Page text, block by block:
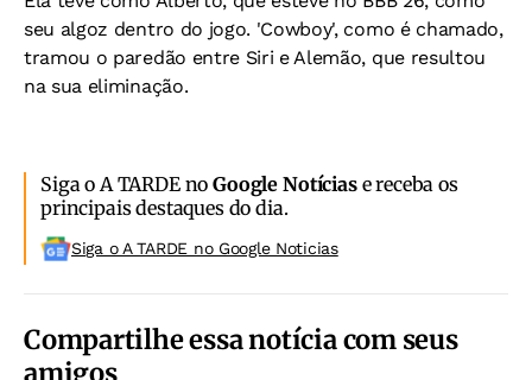
seu algoz dentro do jogo. 'Cowboy', como é chamado,
tramou o paredão entre Siri e Alemão, que resultou
na sua eliminação.
Siga o A TARDE noGoogle Notíciase receba os
principais destaques do dia.
Siga o A TARDE no Google Noticias
Compartilhe essa notícia com seus
amigos